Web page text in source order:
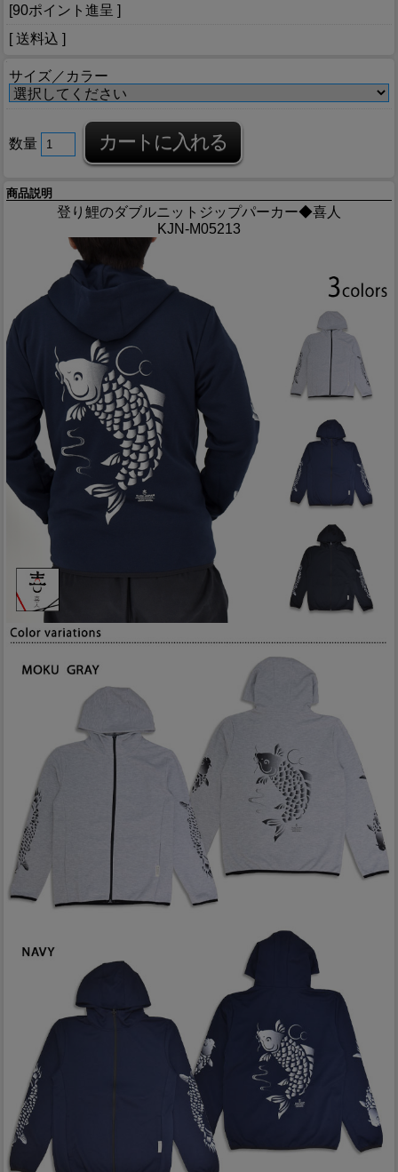
[90ポイント進呈 ]
[ 送料込 ]
サイズ／カラー
数量
商品説明
登り鯉のダブルニットジップパーカー◆喜人
KJN-M05213